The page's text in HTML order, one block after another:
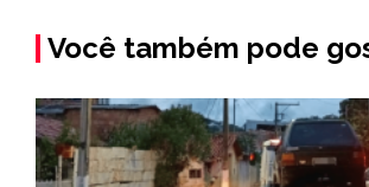
Você também pode